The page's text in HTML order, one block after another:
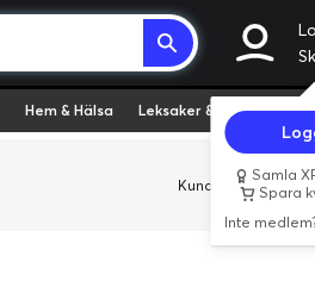
Samla
Spara
Inte
Hem & Hälsa Leksaker & Hobby
Kundservice